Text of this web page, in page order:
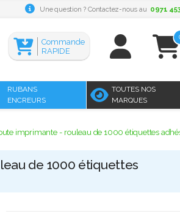
Une question ? Contactez-nous au 0971
Commande
RAPIDE
RUBANS
ENCREURS
TOUTES NOS
MARQUES
imprimante - rouleau de 1000 étiquettes
de 1000 étiquettes